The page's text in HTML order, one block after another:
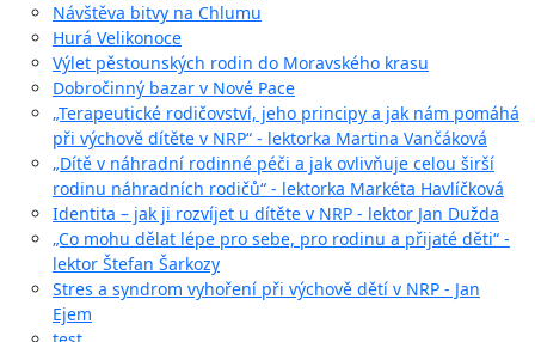
Návštěva bitvy na Chlumu
Hurá Velikonoce
Výlet pěstounských rodin do Moravského krasu
Dobročinný bazar v Nové Pace
„Terapeutické rodičovství, jeho principy a jak nám pomáhá
při výchově dítěte v NRP“ - lektorka Martina Vančáková
„Dítě v náhradní rodinné péči a jak ovlivňuje celou širší
rodinu náhradních rodičů“ - lektorka Markéta Havlíčková
Identita – jak ji rozvíjet u dítěte v NRP - lektor Jan Dužda
„Co mohu dělat lépe pro sebe, pro rodinu a přijaté děti“ -
lektor Štefan Šarkozy
Stres a syndrom vyhoření při výchově dětí v NRP - Jan
Ejem